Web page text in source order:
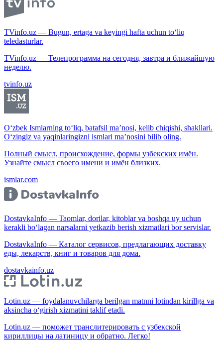
TVinfo.uz — Bugun, ertaga va keyingi hafta uchun to‘liq
teledasturlar.
TVinfo.uz — Телепрограмма на сегодня, завтра и ближайшую
неделю.
tvinfo.uz
O‘zbek Ismlarning to‘liq, batafsil ma’nosi, kelib chiqishi, shakllari.
O‘zingiz va yaqinlaringizni ismlari ma’nosini bilib oling.
Полный смысл, происхождение, формы узбекских имён.
Узнайте смысл своего имени и имён близких.
ismlar.com
DostavkaInfo — Taomlar, dorilar, kitoblar va boshqa uy uchun
kerakli bo‘lagan narsalarni yetkazib berish xizmatlari bor servislar.
DostavkaInfo — Каталог сервисов, предлагающих доставку
еды, лекарств, книг и товаров для дома.
dostavkainfo.uz
Lotin.uz — foydalanuvchilarga berilgan matnni lotindan kirillga va
aksincha o‘girish xizmatini taklif etadi.
Lotin.uz — поможет транслитерировать с узбекской
кириллицы на латиницу и обратно. Легко!